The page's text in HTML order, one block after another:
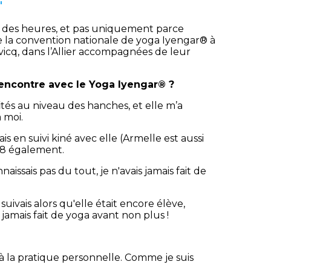
heures, et pas uniquement parce
la convention nationale de yoga Iyengar® à
dans l’Allier accompagnées de leur
avec le Yoga Iyengar® ?
au niveau des hanches, et elle m’a
en suivi kiné avec elle (Armelle est aussi
également.
pas du tout, je n'avais jamais fait de
alors qu'elle était encore élève,
fait de yoga avant non plus !
la pratique personnelle. Comme je suis